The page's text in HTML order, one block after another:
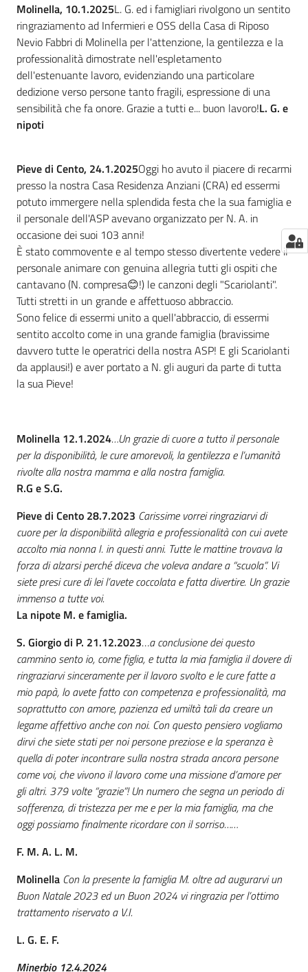
Molinella, 10.1.2025L. G. ed i famigliari rivolgono un sentito
ringraziamento ad Infermieri e OSS della Casa di Riposo
Nevio Fabbri di Molinella per l'attenzione, la gentilezza e la
professionalità dimostrate nell'espletamento
dell'estenuante lavoro, evidenziando una particolare
dedizione verso persone tanto fragili, espressione di una
sensibilità che fa onore. Grazie a tutti e... buon lavoro!L. G. e
nipoti
Pieve di Cento, 24.1.2025Oggi ho avuto il piacere di recarmi
presso la nostra Casa Residenza Anziani (CRA) ed essermi
potuto immergere nella splendida festa che la sua famiglia e
il personale dell'ASP avevano organizzato per N. A. in
occasione dei suoi 103 anni!
È stato commovente e al tempo stesso divertente vedere il
personale animare con genuina allegria tutti gli ospiti che
cantavano (N. compresa😊!) le canzoni degli "Scariolanti".
Tutti stretti in un grande e affettuoso abbraccio.
Sono felice di essermi unito a quell'abbraccio, di essermi
sentito accolto come in una grande famiglia (bravissime
davvero tutte le operatrici della nostra ASP! E gli Scariolanti
da applausi!) e aver portato a N. gli auguri da parte di tutta
la sua Pieve!
Molinella 12.1.2024…Un grazie di cuore a tutto il personale
per la disponibilità, le cure amorevoli, la gentilezza e l’umanità
rivolte alla nostra mamma e alla nostra famiglia.
R.G e S.G.
Pieve di Cento 28.7.2023 Carissime vorrei ringraziarvi di
cuore per la disponibilità allegria e professionalità con cui avete
accolto mia nonna I. in questi anni. Tutte le mattine trovava la
forza di alzarsi perché diceva che voleva andare a “scuola”. Vi
siete presi cure di lei l’avete coccolata e fatta divertire. Un grazie
immenso a tutte voi.
La nipote M. e famiglia.
S. Giorgio di P. 21.12.2023…a conclusione dei questo
cammino sento io, come figlia, e tutta la mia famiglia il dovere di
ringraziarvi sinceramente per il lavoro svolto e le cure fatte a
mio papà, lo avete fatto con competenza e professionalità, ma
soprattutto con amore, pazienza ed umiltà tali da creare un
legame affettivo anche con noi. Con questo pensiero vogliamo
dirvi che siete stati per noi persone preziose e la speranza è
quella di poter incontrare sulla nostra strada ancora persone
come voi, che vivono il lavoro come una missione d’amore per
gli altri. 379 volte “grazie”! Un numero che segna un periodo di
sofferenza, di tristezza per me e per la mia famiglia, ma che
oggi possiamo finalmente ricordare con il sorriso……
F. M. A. L. M.
Molinella Con la presente la famiglia M. oltre ad augurarvi un
Buon Natale 2023 ed un Buon 2024 vi ringrazia per l’ottimo
trattamento riservato a V.I.
L. G. E. F.
Minerbio 12.4.2024